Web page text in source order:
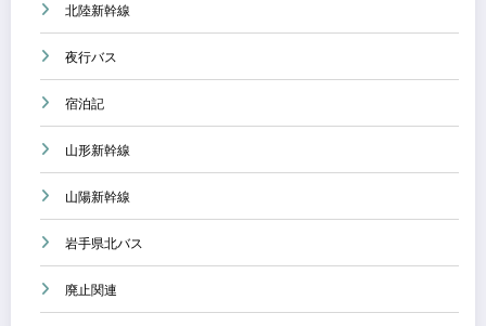
北陸新幹線
夜行バス
宿泊記
山形新幹線
山陽新幹線
岩手県北バス
廃止関連